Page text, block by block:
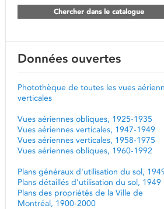
Chercher dans le catalogue
Données ouvertes
Photothèque de toutes les vues
verticales
Vues aériennes obliques, 1925-1935
Vues aériennes verticales, 1947-1949
Vues aériennes verticales, 1958-1975
Vues aériennes obliques, 1960-1992
Plans généraux d'utilisation du sol,
Plans détaillés d'utilisation du sol, 1949
Plans des propriétés de la Ville de
Montréal, 1900-2000